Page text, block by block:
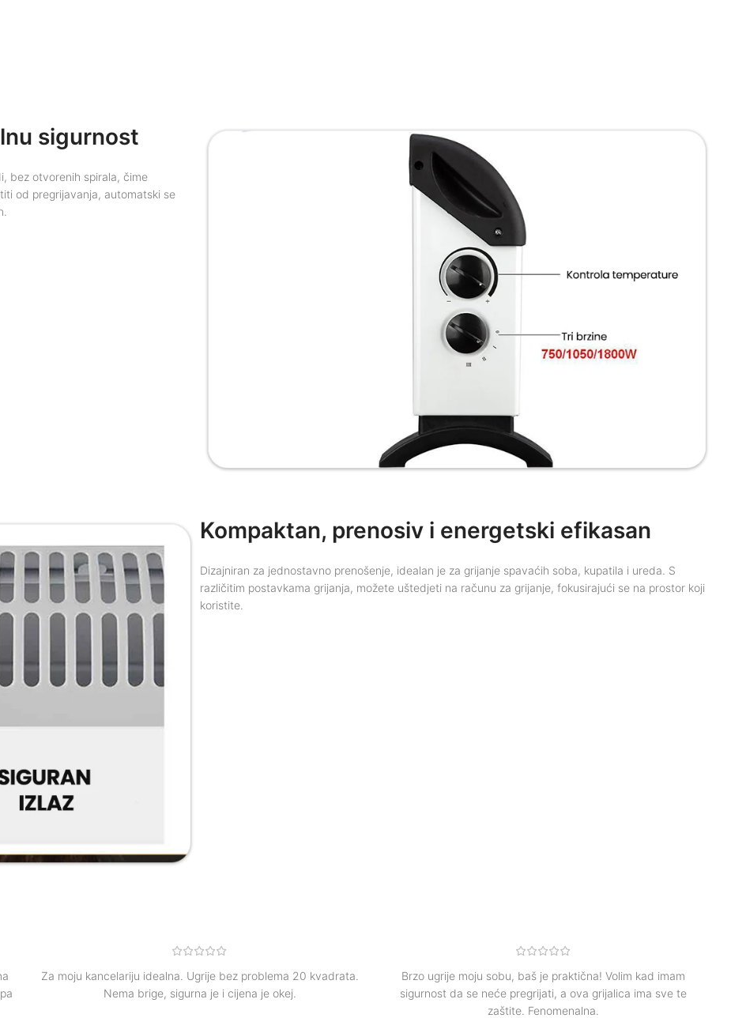
sigurnost
bez otvorenih spirala, čime
od pregrijavanja, automatski se
Kompaktan, prenosiv i energetski efikasan
Dizajniran za jednostavno prenošenje, idealan je za grijanje spavaćih soba, kupatila i ureda. S
različitim postavkama grijanja, možete uštedjeti na računu za grijanje, fokusirajući se na prostor koji
koristite.
Za moju kancelariju idealna. Ugrije bez problema 20 kvadrata.
Nema brige, sigurna je i cijena je okej.
Brzo ugrije moju sobu, baš je praktična! Volim kad imam
sigurnost da se neće pregrijati, a ova grijalica ima sve te
zaštite. Fenomenalna.